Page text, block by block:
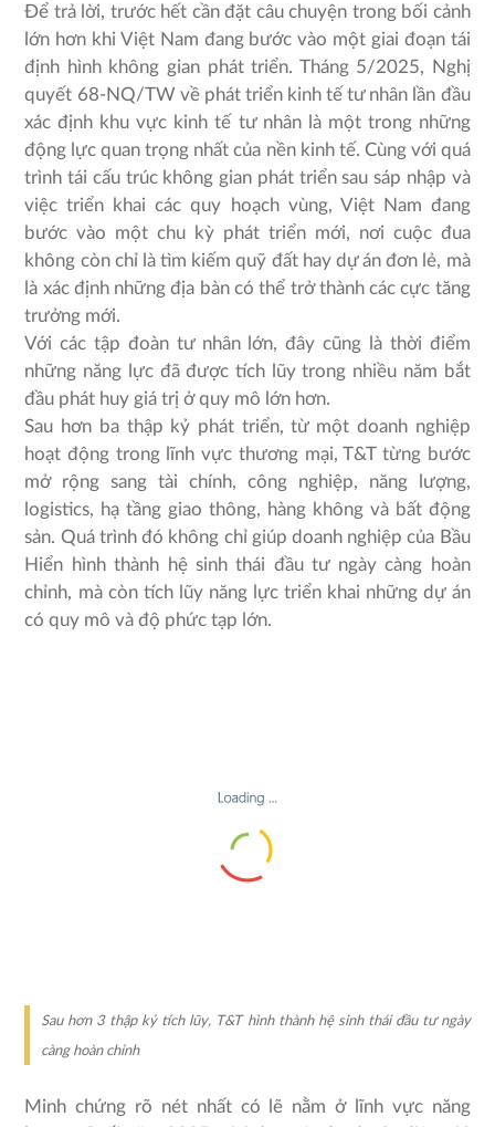
Để trả lời, trước hết cần đặt câu chuyện trong bối cảnh
lớn hơn khi Việt Nam đang bước vào một giai đoạn tái
định hình không gian phát triển. Tháng 5/2025, Nghị
quyết 68-NQ/TW về phát triển kinh tế tư nhân lần đầu
xác định khu vực kinh tế tư nhân là một trong những
động lực quan trọng nhất của nền kinh tế. Cùng với quá
trình tái cấu trúc không gian phát triển sau sáp nhập và
việc triển khai các quy hoạch vùng, Việt Nam đang
bước vào một chu kỳ phát triển mới, nơi cuộc đua
không còn chỉ là tìm kiếm quỹ đất hay dự án đơn lẻ, mà
là xác định những địa bàn có thể trở thành các cực tăng
trưởng mới.
Với các tập đoàn tư nhân lớn, đây cũng là thời điểm
những năng lực đã được tích lũy trong nhiều năm bắt
đầu phát huy giá trị ở quy mô lớn hơn.
Sau hơn ba thập kỷ phát triển, từ một doanh nghiệp
hoạt động trong lĩnh vực thương mại, T&T từng bước
mở rộng sang tài chính, công nghiệp, năng lượng,
logistics, hạ tầng giao thông, hàng không và bất động
sản. Quá trình đó không chỉ giúp doanh nghiệp của Bầu
Hiển hình thành hệ sinh thái đầu tư ngày càng hoàn
chỉnh, mà còn tích lũy năng lực triển khai những dự án
có quy mô và độ phức tạp lớn.
Sau hơn 3 thập kỷ tích lũy, T&T hình thành hệ sinh thái đầu tư ngày
càng hoàn chỉnh
Minh chứng rõ nét nhất có lẽ nằm ở lĩnh vực năng